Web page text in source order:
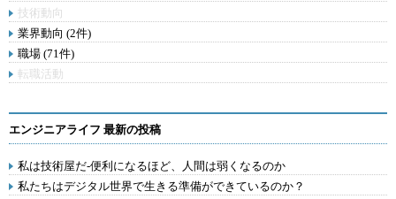
技術動向
業界動向 (2件)
職場 (71件)
転職活動
エンジニアライフ 最新の投稿
私は技術屋だ-便利になるほど、人間は弱くなるのか
私たちはデジタル世界で生きる準備ができているのか？